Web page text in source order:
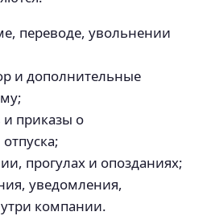
переводе, увольнении
и дополнительные
и приказы о
прогулах и опозданиях;
уведомления,
компании.